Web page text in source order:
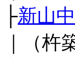
├新山
｜（